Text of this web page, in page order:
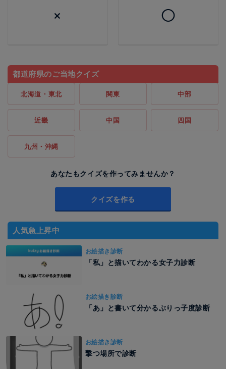
× ◯
都道府県のご当地クイズ
北海道・東北 関東 中部
近畿 中国 四国
九州・沖縄
あなたもクイズを作ってみませんか？
クイズを作る
人気急上昇中
お絵描き診断
「私」と描いてわかる女子力診断
お絵描き診断
「あ」と書いて分かるぶりっ子度診断
お絵描き診断
撃つ場所で診断